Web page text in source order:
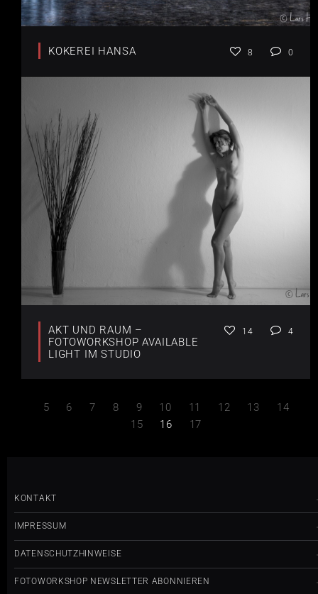
KOKEREI HANSA 8 0
AKT UND RAUM –
FOTOWORKSHOP AVAILABLE
LIGHT IM STUDIO
14 4
5 6 7 8 9 10 11 12 13
14
15
16 17
KONTAKT
IMPRESSUM
DATENSCHUTZHINWEISE
FOTOWORKSHOP NEWSLETTER ABONNIEREN